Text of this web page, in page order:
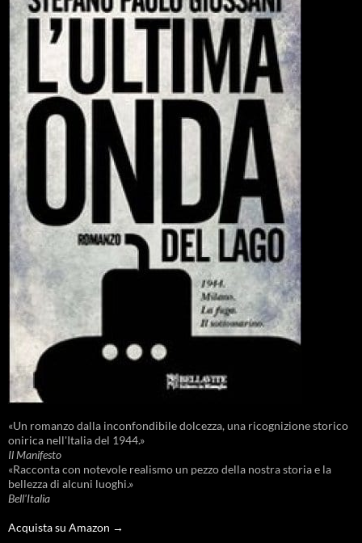
«Un romanzo dalla inconfondibile dolcezza, una ricognizione storico
onirica nell'Italia del 1944.»
Il Manifesto
«Racconta con notevole realismo un pezzo della nostra storia e la
bellezza di alcuni luoghi.»
Bell'Italia
Acquista su Amazon →